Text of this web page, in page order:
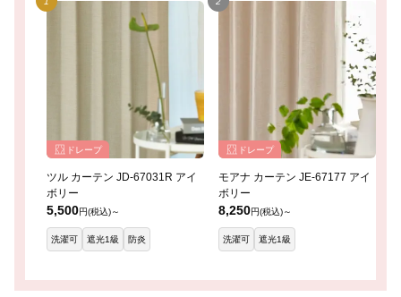
ドレープ
ツル カーテン JD-67031R アイ
ボリー
5,500円(税込)～
洗濯可 遮光1級 防炎
ドレープ
モアナ カーテン JE-67177 アイ
ボリー
8,250円(税込)～
洗濯可 遮光1級